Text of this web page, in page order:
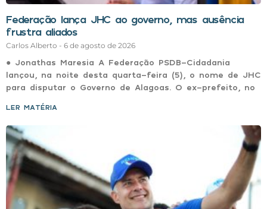
Federação lança JHC ao governo, mas ausência
frustra aliados
Carlos Alberto 6 de agosto de 2026
● Jonathas Maresia A Federação PSDB-Cidadania
lançou, na noite desta quarta-feira (5), o nome de JHC
para disputar o Governo de Alagoas. O ex-prefeito, no
LER MATÉRIA »